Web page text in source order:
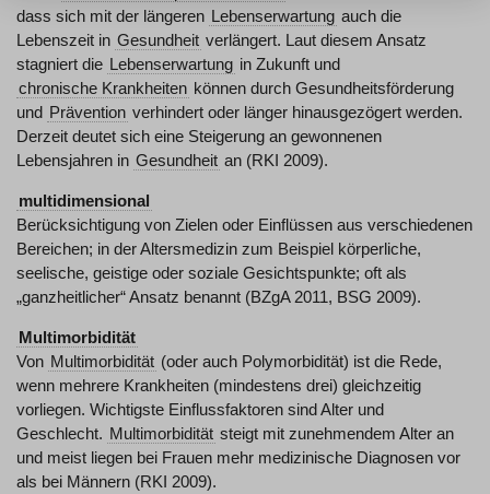
dass sich mit der längeren Lebenserwartung auch die
Lebenszeit in Gesundheit verlängert. Laut diesem Ansatz
stagniert die Lebenserwartung in Zukunft und
chronische Krankheiten können durch Gesundheitsförderung
und Prävention verhindert oder länger hinausgezögert werden.
Derzeit deutet sich eine Steigerung an gewonnenen
Lebensjahren in Gesundheit an (RKI 2009).
multidimensional
Berücksichtigung von Zielen oder Einflüssen aus verschiedenen
Bereichen; in der Altersmedizin zum Beispiel körperliche,
seelische, geistige oder soziale Gesichtspunkte; oft als
„ganzheitlicher“ Ansatz benannt (BZgA 2011, BSG 2009).
Multimorbidität
Von Multimorbidität (oder auch Polymorbidität) ist die Rede,
wenn mehrere Krankheiten (mindestens drei) gleichzeitig
vorliegen. Wichtigste Einflussfaktoren sind Alter und
Geschlecht. Multimorbidität steigt mit zunehmendem Alter an
und meist liegen bei Frauen mehr medizinische Diagnosen vor
als bei Männern (RKI 2009).